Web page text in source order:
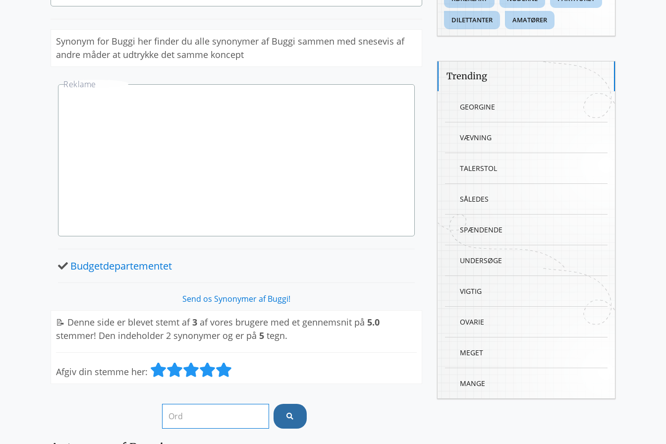
Synonym for Buggi her finder du alle synonymer af Buggi sammen med snesevis af
andre måder at udtrykke det samme koncept
Budgetdepartementet
Send os Synonymer af Buggi!
📝 Denne side er blevet stemt af3 af vores brugere med et gennemsnit på 5.0
stemmer! Den indeholder 2 synonymer og er på 5 tegn.
Afgiv din stemme her:
DILETTANTER AMATØRER
Trending
GEORGINE
VÆVNING
TALERSTOL
SÅLEDES
SPÆNDENDE
UNDERSØGE
VIGTIG
OVARIE
MEGET
MANGE